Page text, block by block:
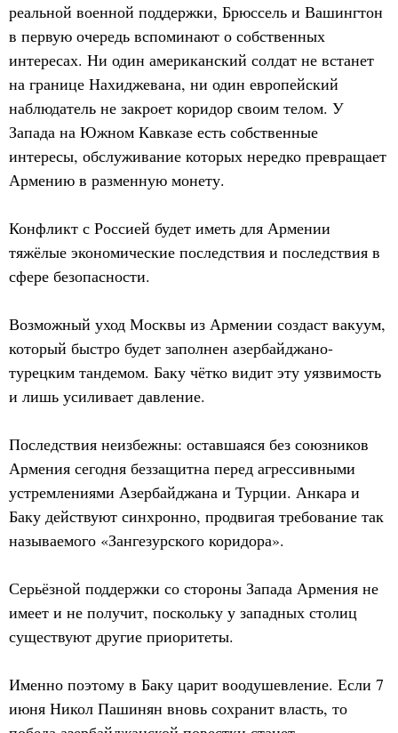
реальной военной поддержки, Брюссель и Вашингтон
в первую очередь вспоминают о собственных
интересах. Ни один американский солдат не встанет
на границе Нахиджевана, ни один европейский
наблюдатель не закроет коридор своим телом. У
Запада на Южном Кавказе есть собственные
интересы, обслуживание которых нередко превращает
Армению в разменную монету.
Конфликт с Россией будет иметь для Армении
тяжёлые экономические последствия и последствия в
сфере безопасности.
Возможный уход Москвы из Армении создаст вакуум,
который быстро будет заполнен азербайджано-
турецким тандемом. Баку чётко видит эту уязвимость
и лишь усиливает давление.
Последствия неизбежны: оставшаяся без союзников
Армения сегодня беззащитна перед агрессивными
устремлениями Азербайджана и Турции. Анкара и
Баку действуют синхронно, продвигая требование так
называемого «Зангезурского коридора».
Серьёзной поддержки со стороны Запада Армения не
имеет и не получит, поскольку у западных столиц
существуют другие приоритеты.
Именно поэтому в Баку царит воодушевление. Если 7
июня Никол Пашинян вновь сохранит власть, то